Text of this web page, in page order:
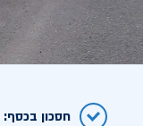
חסכון בכסף: